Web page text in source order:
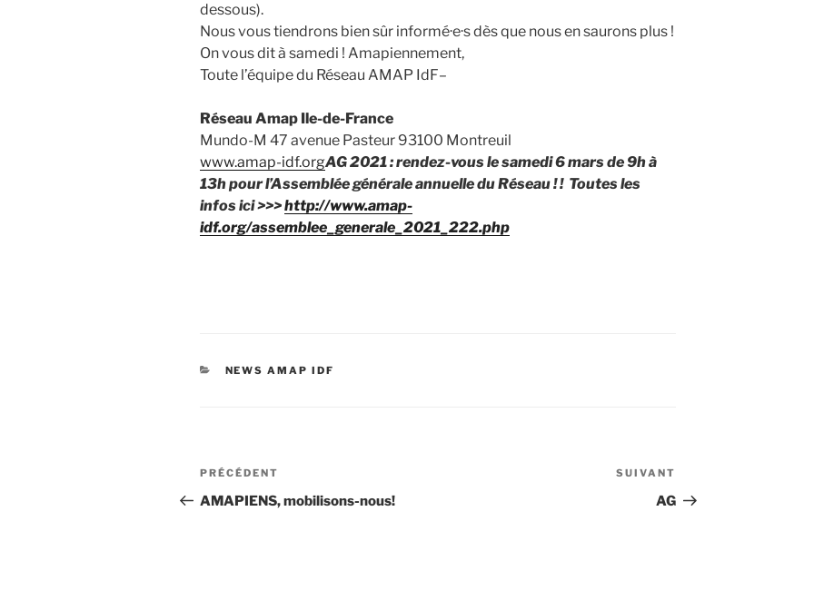
dessous).
Nous vous tiendrons bien sûr informé·e·s dès que nous en saurons plus !
On vous dit à samedi ! Amapiennement,
Toute l’équipe du Réseau AMAP IdF–
Réseau Amap Ile-de-France
Mundo-M 47 avenue Pasteur 93100 Montreuil
www.amap-idf.orgAG 2021 : rendez-vous le samedi 6 mars de 9h à
13h pour l’Assemblée générale annuelle du Réseau ! ! Toutes les
infos ici >>>http://www.amap-
idf.org/assemblee_generale_2021_222.php
CATÉGORIES
NEWS AMAP IDF
Navigation
de
Article
précédent
PRÉCÉDENT
AMAPIENS, mobilisons-nous!
suivant
SUIVANT
AG